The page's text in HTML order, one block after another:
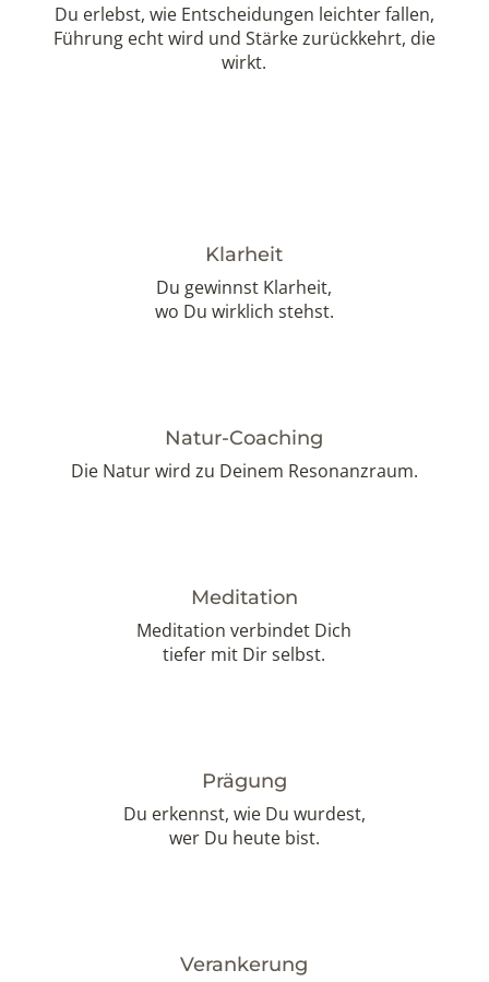
Du erlebst, wie Entscheidungen leichter fallen,
Führung echt wird und Stärke zurückkehrt, die
wirkt.
Klarheit
Du gewinnst Klarheit,
wo Du wirklich stehst.
Natur-Coaching
Die Natur wird zu Deinem Resonanzraum.
Meditation
Meditation verbindet Dich
tiefer mit Dir selbst.
Prägung
Du erkennst, wie Du wurdest,
wer Du heute bist.
Verankerung